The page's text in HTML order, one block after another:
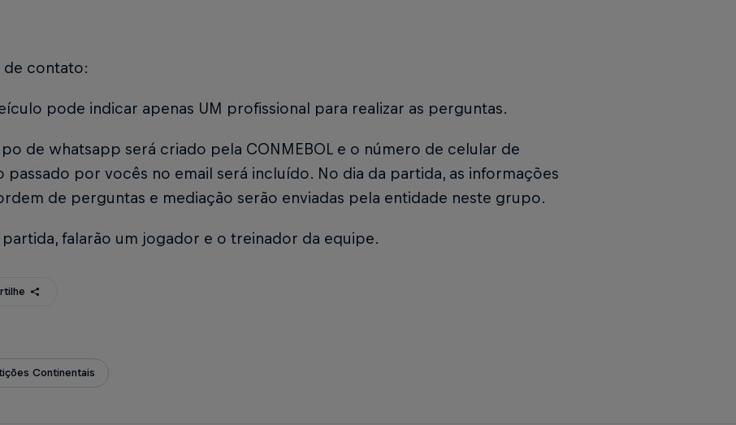
de contato:
pode indicar apenas UM profissional para realizar as perguntas.
de whatsapp será criado pela CONMEBOL e o número de celular de
passado por vocês no email será incluído. No dia da partida, as informações
de perguntas e mediação serão enviadas pela entidade neste grupo.
partida, falarão um jogador e o treinador da equipe.
Continentais